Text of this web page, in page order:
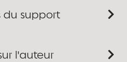
du support
l'auteur